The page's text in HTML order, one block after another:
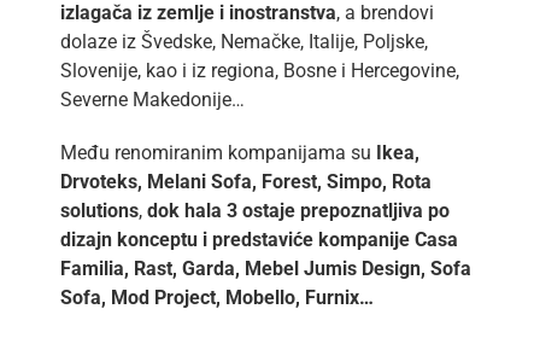
izlagača iz zemlje i inostranstva, a brendovi
dolaze iz Švedske, Nemačke, Italije, Poljske,
Slovenije, kao i iz regiona, Bosne i Hercegovine,
Severne Makedonije…
Među renomiranim kompanijama su Ikea,
Drvoteks, Melani Sofa, Forest, Simpo, Rota
solutions, dok hala 3 ostaje prepoznatljiva po
dizajn konceptu i predstaviće kompanije Casa
Familia, Rast, Garda, Mebel Jumis Design, Sofa
Sofa, Mod Project, Mobello, Furnix…